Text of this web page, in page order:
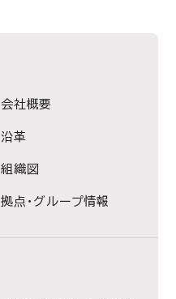
会社概要
沿革
組織図
拠点・グループ情報